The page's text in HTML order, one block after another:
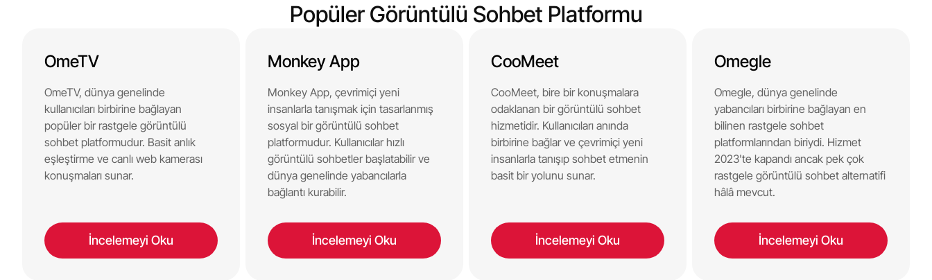
Popüler Görüntülü Sohbet Platformu
OmeTV
OmeTV, dünya genelinde
kullanıcıları birbirine bağlayan
popüler bir rastgele görüntülü
sohbet platformudur. Basit anlık
eşleştirme ve canlı web kamerası
konuşmaları sunar.
İncelemeyi Oku
Monkey App
Monkey App, çevrimiçi yeni
insanlarla tanışmak için tasarlanmış
sosyal bir görüntülü sohbet
platformudur. Kullanıcılar hızlı
görüntülü sohbetler başlatabilir ve
dünya genelinde yabancılarla
bağlantı kurabilir.
İncelemeyi Oku
CooMeet
CooMeet, bire bir konuşmalara
odaklanan bir görüntülü sohbet
hizmetidir. Kullanıcıları anında
birbirine bağlar ve çevrimiçi yeni
insanlarla tanışıp sohbet etmenin
basit bir yolunu sunar.
İncelemeyi Oku
Omegle
Omegle, dünya genelinde
yabancıları birbirine bağlayan en
bilinen rastgele sohbet
platformlarından biriydi. Hizmet
2023'te kapandı ancak pek çok
rastgele görüntülü sohbet alternatifi
hâlâ mevcut.
İncelemeyi Oku